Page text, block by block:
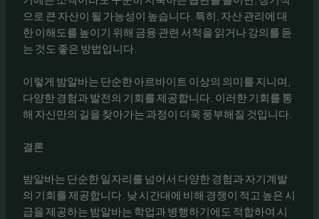
으로 큰 자산이 될 가능성이 높습니다. 특히, 자산 관리에 대
한 이해도를 높이기 위해 금융 관련 서적을 읽거나 강의를 듣
는 것도 좋은 방법입니다.
이렇게 밤알바는 단순한 아르바이트 이상의 의미를 지니며,
다양한 경험과 발전의 기회를 제공합니다. 이러한 기회를 통
해 자신만의 길을 찾아가는 과정이 더욱 풍부해질 것입니다.
결론
밤알바는 단순한 일자리를 넘어서 다양한 경험과 자기계발
의 기회를 제공합니다. 낮 시간대에 비해 경쟁이 적고 높은 시
급을 제공하는 밤알바는 학업과 병행하기에도 적합하여 시